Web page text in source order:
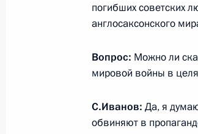
17 апреля 2015
17 апреля 2015 года,
15 апреля 2015
погибших советских
англосаксонского
Вопрос: Можно ли
мировой войны в
С.Иванов: Да, я
обвиняют в